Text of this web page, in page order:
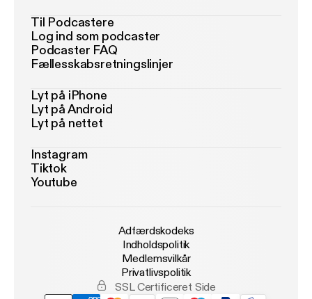
Til Podcastere
Log ind som podcaster
Podcaster FAQ
Fællesskabsretningslinjer
Lyt på iPhone
Lyt på Android
Lyt på nettet
Instagram
Tiktok
Youtube
Adfærdskodeks
Indholdspolitik
Medlemsvilkår
Privatlivspolitik
SSL Certificeret Side